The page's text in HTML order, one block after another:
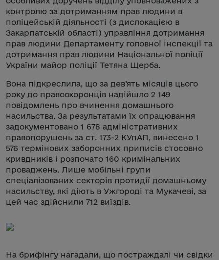
контролю за дотриманням прав людини в
поліцейській діяльності (з дислокацією в
Закарпатській області) управління дотримання
прав людини Департаменту головної інспекції та
дотримання прав людини Національної поліції
України майор поліції Тетяна Щерба.
Вона підкреслила, що за дев’ять місяців цього
року до правоохоронців надійшло 2 149
повідомлень про вчинення домашнього
насильства. За результатами їх опрацювання
задокументовано 1 678 адміністративних
правопорушень за ст. 173-2 КУпАП, винесено 1
576 термінових заборонних приписів стосовно
кривдників і розпочато 160 кримінальних
проваджень. Лише мобільні групи
спеціалізованих секторів протидії домашньому
насильству, які діють в Ужгороді та Мукачеві, за
цей час здійснили 712 виїздів.
На брифінгу нагадали, що постраждалі чи свідки